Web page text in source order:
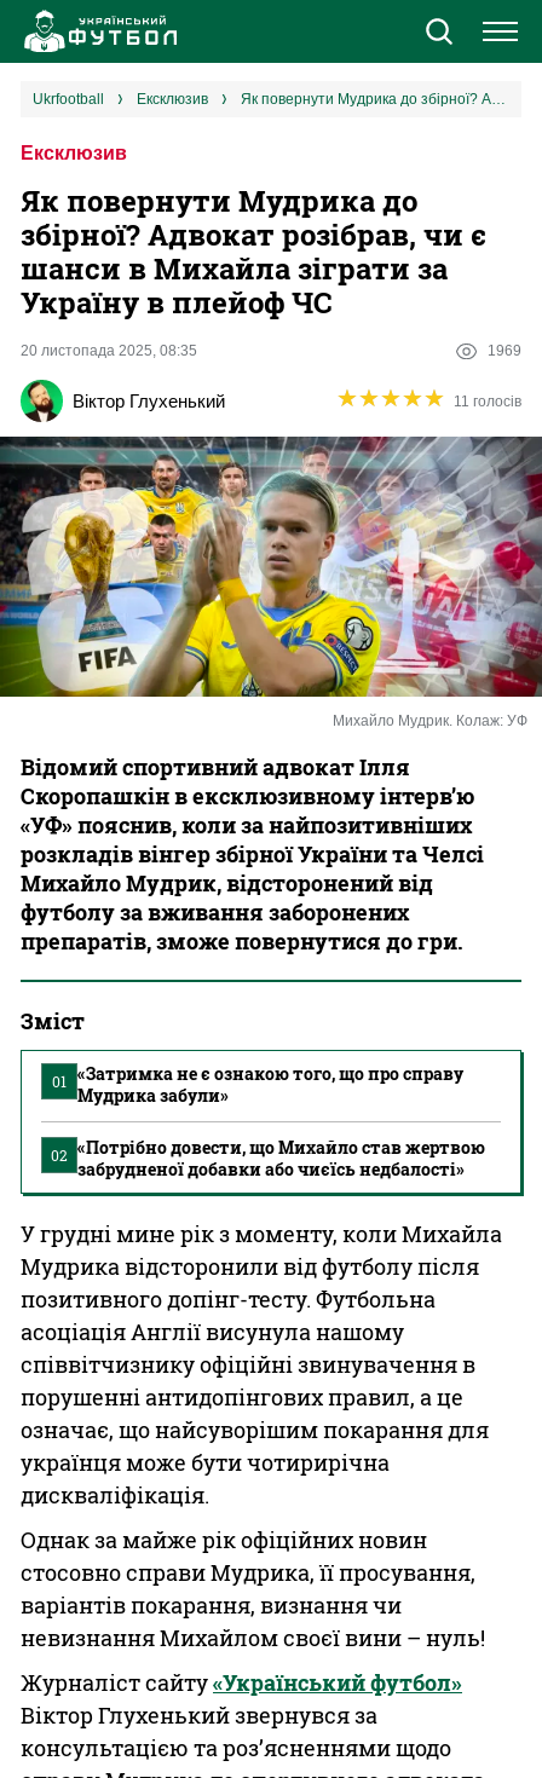
Новини
Єврокубки
УПЛ
Різне
Букмекери
Казино
ukrfootball ексклюзив Як повернути Мудрика до збірної? Адвокат розібрав, чи є шанси в Михайла зіграти за Україну в плейоф ЧС
Ексклюзив
Як повернути Мудрика до
збірної? Адвокат розібрав, чи є
шанси в Михайла зіграти за
Україну в плейоф ЧС
20 листопада 2025, 08:35 1969
Віктор Глухенький ★★★★★
★★★★★ 11 голосів
Михайло Мудрик. Колаж: УФ
Відомий спортивний адвокат Ілля
Скоропашкін в ексклюзивному інтерв’ю
«УФ» пояснив, коли за найпозитивніших
розкладів вінгер збірної України та Челсі
Михайло Мудрик, відсторонений від
футболу за вживання заборонених
препаратів, зможе повернутися до гри.
Зміст
01
«Затримка не є ознакою того, що про справу
Мудрика забули»
02 «Потрібно довести, що Михайло став жертвою
забрудненої добавки або чиєїсь недбалості»
У грудні мине рік з моменту, коли Михайла
Мудрика відсторонили від футболу після
позитивного допінг-тесту. Футбольна
асоціація Англії висунула нашому
співвітчизнику офіційні звинувачення в
порушенні антидопінгових правил, а це
означає, що найсуворішим покарання для
українця може бути чотирирічна
дискваліфікація.
Однак за майже рік офіційних новин
стосовно справи Мудрика, її просування,
варіантів покарання, визнання чи
невизнання Михайлом своєї вини – нуль!
Журналіст сайту«Український футбол»
Віктор Глухенький звернувся за
консультацією та роз’ясненнями щодо